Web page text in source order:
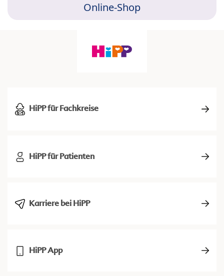
Online-Shop
HiPP für Fachkreise
HiPP für Patienten
Karriere bei HiPP
HiPP App